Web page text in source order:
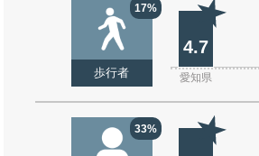
17%
歩行者
4.7
愛知県
33%